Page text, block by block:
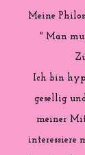
Meine
" Man
Ich bin
gesellig
meiner
interessiere